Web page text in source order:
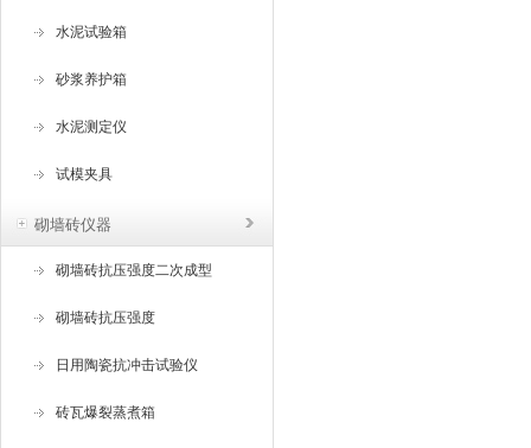
水泥试验箱
砂浆养护箱
水泥测定仪
试模夹具
砌墙砖仪器
砌墙砖抗压强度二次成型
砌墙砖抗压强度
日用陶瓷抗冲击试验仪
砖瓦爆裂蒸煮箱